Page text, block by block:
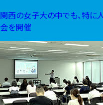
関西の女子大の中でも、特
会を開催